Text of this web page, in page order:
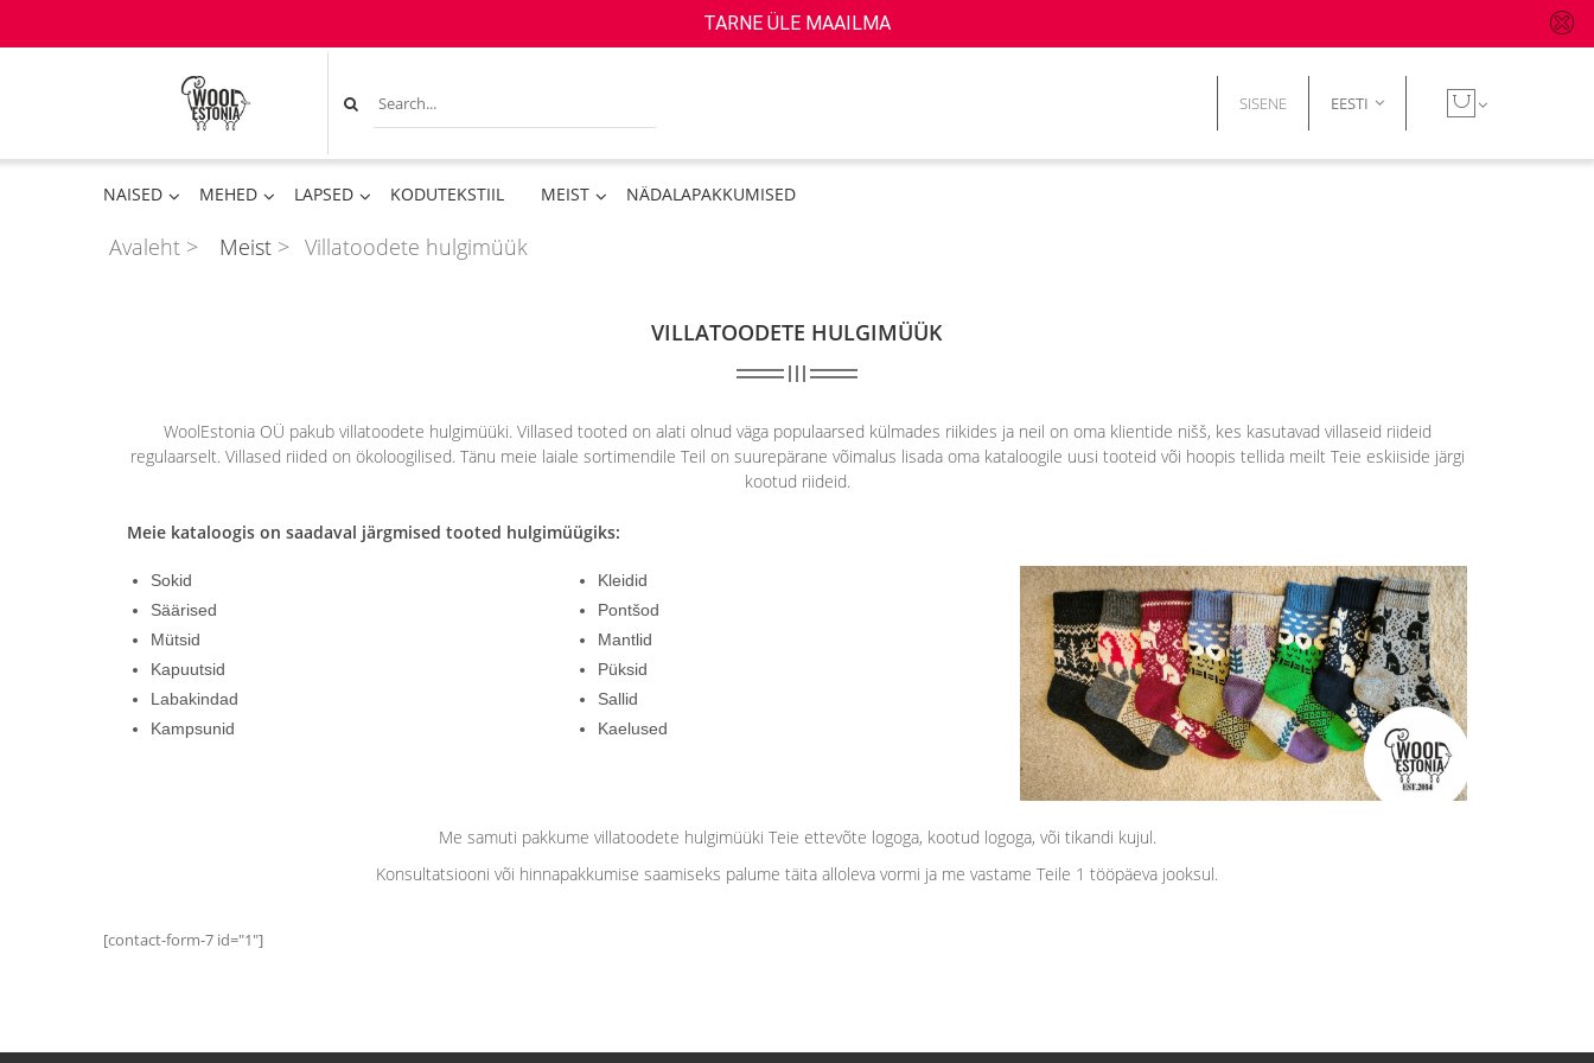
TARNE ÜLE MAAILMA
EESTI
SISENE
NAISED MEHED LAPSED KODUTEKSTIIL MEIST NÄDALAPAKKUMISED
Avaleht > Meist > Villatoodete hulgimüük
VILLATOODETE HULGIMÜÜK
WoolEstonia OÜ pakub villatoodete hulgimüüki. Villased tooted on alati olnud väga populaarsed külmades riikides ja neil on oma klientide nišš, kes kasutavad villaseid riideid
regulaarselt. Villased riided on ökoloogilised. Tänu meie laiale sortimendile Teil on suurepärane võimalus lisada oma kataloogile uusi tooteid või hoopis tellida meilt Teie eskiiside järgi
kootud riideid.
Meie kataloogis on saadaval järgmised tooted hulgimüügiks:
Sokid
Säärised
Mütsid
Kapuutsid
Labakindad
Kampsunid
Kleidid
Pontšod
Mantlid
Püksid
Sallid
Kaelused
Me samuti pakkume villatoodete hulgimüüki Teie ettevõte logoga, kootud logoga, või tikandi kujul.
Konsultatsiooni või hinnapakkumise saamiseks palume täita alloleva vormi ja me vastame Teile 1 tööpäeva jooksul.
[contact-form-7 id="1"]